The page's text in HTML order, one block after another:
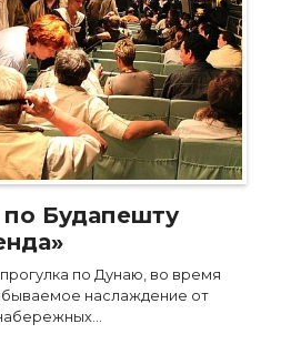
по Будапешту
по Дунаю, во время
наслаждение от